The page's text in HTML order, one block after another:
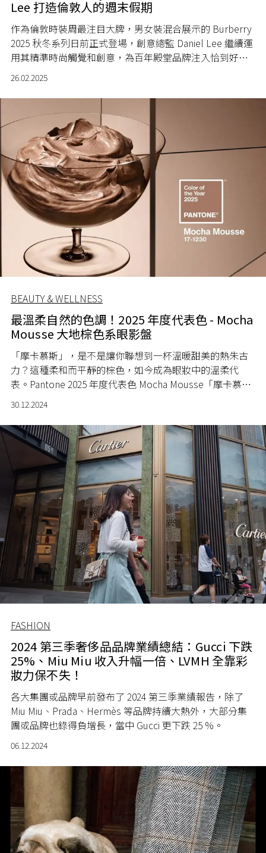
Lee 打造倫敦人的週末假期
作為倫敦時裝周最注目大牌，男女裝混合展示的 Burberry
2025 秋冬系列日前正式登場，創意總監 Daniel Lee 繼續運
用其精準時尚觸覺和創意，為百年殿堂品牌注入恰到好處
26.02.2025
BEAUTY & WELLNESS
最溫柔自然的色調！2025 年度代表色 - Mocha
Mousse 大地棕色系眼影盤
「摩卡慕斯」，是不是讓你聯想到一杯溫暖甜美的熱朱古
力？這種柔和而平靜的棕色，如今成為眼妝中的溫柔代
表。Pantone 2025 年度代表色 Mocha Mousse「摩卡慕
冬季節，如何用 Mocha Mousse 棕色系眼影盤打造雅緻的
眼妝吧！
30.12.2024
FASHION
2024 第三季奢侈品品牌業績總結：Gucci 下跌
25%、Miu Miu 收入升幅一倍、LVMH 全靠彩
妝力保不失！
各大集團或品牌早前發布了 2024 第三季業績報告，除了
Miu Miu、Prada、Hermès 等品牌持續大熱外，大部分集
團或品牌也錄得負增長，當中 Gucci 更下跌 25 %。
06.12.2024